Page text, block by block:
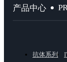
产品中心
抗体系列